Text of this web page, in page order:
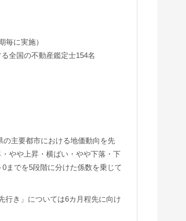
毎に実施）
全国の不動産鑑定士154名
の主要都市における地価動向を先
やや上昇・横ばい・やや下落・下
までを5段階に分けた係数を乗じて
行き」については6カ月程先に向け